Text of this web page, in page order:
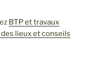
BTP et travaux
lieux et conseils